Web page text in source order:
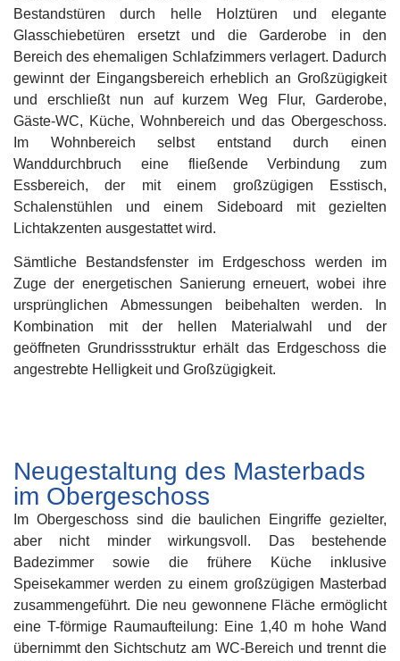
Bestandstüren durch helle Holztüren und elegante
Glasschiebetüren ersetzt und die Garderobe in den
Bereich des ehemaligen Schlafzimmers verlagert. Dadurch
gewinnt der Eingangsbereich erheblich an Großzügigkeit
und erschließt nun auf kurzem Weg Flur, Garderobe,
Gäste-WC, Küche, Wohnbereich und das Obergeschoss.
Im Wohnbereich selbst entstand durch einen
Wanddurchbruch eine fließende Verbindung zum
Essbereich, der mit einem großzügigen Esstisch,
Schalenstühlen und einem Sideboard mit gezielten
Lichtakzenten ausgestattet wird.
Sämtliche Bestandsfenster im Erdgeschoss werden im
Zuge der energetischen Sanierung erneuert, wobei ihre
ursprünglichen Abmessungen beibehalten werden. In
Kombination mit der hellen Materialwahl und der
geöffneten Grundrissstruktur erhält das Erdgeschoss die
angestrebte Helligkeit und Großzügigkeit.
Neugestaltung des Masterbads
im Obergeschoss
Im Obergeschoss sind die baulichen Eingriffe gezielter,
aber nicht minder wirkungsvoll. Das bestehende
Badezimmer sowie die frühere Küche inklusive
Speisekammer werden zu einem großzügigen Masterbad
zusammengeführt. Die neu gewonnene Fläche ermöglicht
eine T-förmige Raumaufteilung: Eine 1,40 m hohe Wand
übernimmt den Sichtschutz am WC-Bereich und trennt die